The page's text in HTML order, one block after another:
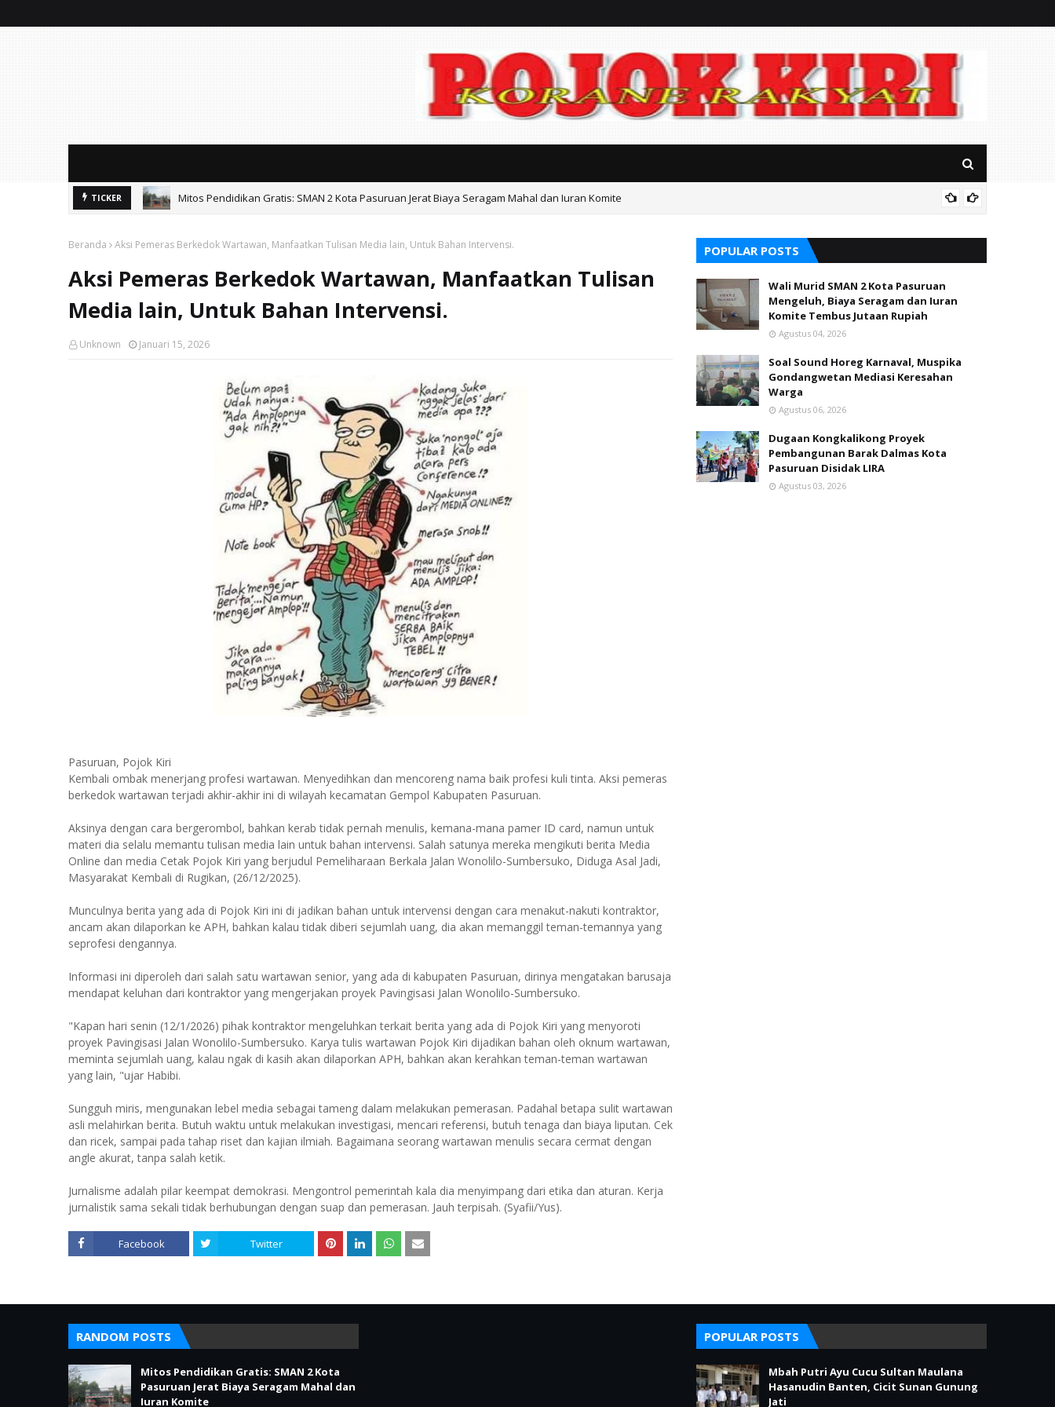
TICKER Mitos Pendidikan Gratis: SMAN 2 Kota Pasuruan Jerat Biaya Seragam Mahal dan Iuran Komite
Beranda Aksi Pemeras Berkedok Wartawan, Manfaatkan Tulisan Media lain, Untuk Bahan Intervensi.
Aksi Pemeras Berkedok Wartawan, Manfaatkan Tulisan
Media lain, Untuk Bahan Intervensi.
Unknown Januari 15, 2026
Pasuruan, Pojok Kiri
Kembali ombak menerjang profesi wartawan. Menyedihkan dan mencoreng nama baik profesi kuli tinta. Aksi pemeras
berkedok wartawan terjadi akhir-akhir ini di wilayah kecamatan Gempol Kabupaten Pasuruan.
Aksinya dengan cara bergerombol, bahkan kerab tidak pernah menulis, kemana-mana pamer ID card, namun untuk
materi dia selalu memantu tulisan media lain untuk bahan intervensi. Salah satunya mereka mengikuti berita Media
Online dan media Cetak Pojok Kiri yang berjudul Pemeliharaan Berkala Jalan Wonolilo-Sumbersuko, Diduga Asal Jadi,
Masyarakat Kembali di Rugikan, (26/12/2025).
Munculnya berita yang ada di Pojok Kiri ini di jadikan bahan untuk intervensi dengan cara menakut-nakuti kontraktor,
ancam akan dilaporkan ke APH, bahkan kalau tidak diberi sejumlah uang, dia akan memanggil teman-temannya yang
seprofesi dengannya.
Informasi ini diperoleh dari salah satu wartawan senior, yang ada di kabupaten Pasuruan, dirinya mengatakan barusaja
mendapat keluhan dari kontraktor yang mengerjakan proyek Pavingisasi Jalan Wonolilo-Sumbersuko.
"Kapan hari senin (12/1/2026) pihak kontraktor mengeluhkan terkait berita yang ada di Pojok Kiri yang menyoroti
proyek Pavingisasi Jalan Wonolilo-Sumbersuko. Karya tulis wartawan Pojok Kiri dijadikan bahan oleh oknum wartawan,
meminta sejumlah uang, kalau ngak di kasih akan dilaporkan APH, bahkan akan kerahkan teman-teman wartawan
yang lain, "ujar Habibi.
Sungguh miris, mengunakan lebel media sebagai tameng dalam melakukan pemerasan. Padahal betapa sulit wartawan
asli melahirkan berita. Butuh waktu untuk melakukan investigasi, mencari referensi, butuh tenaga dan biaya liputan. Cek
dan ricek, sampai pada tahap riset dan kajian ilmiah. Bagaimana seorang wartawan menulis secara cermat dengan
angle akurat, tanpa salah ketik.
Jurnalisme adalah pilar keempat demokrasi. Mengontrol pemerintah kala dia menyimpang dari etika dan aturan. Kerja
jurnalistik sama sekali tidak berhubungan dengan suap dan pemerasan. Jauh terpisah. (Syafii/Yus).
Facebook Twitter
POPULAR POSTS
Wali Murid SMAN 2 Kota Pasuruan
Mengeluh, Biaya Seragam dan Iuran
Komite Tembus Jutaan Rupiah
Agustus 04, 2026
Soal Sound Horeg Karnaval, Muspika
Gondangwetan Mediasi Keresahan
Warga
Agustus 06, 2026
Dugaan Kongkalikong Proyek
Pembangunan Barak Dalmas Kota
Pasuruan Disidak LIRA
Agustus 03, 2026
RANDOM POSTS
Mitos Pendidikan Gratis: SMAN 2 Kota
Pasuruan Jerat Biaya Seragam Mahal dan
Iuran Komite
POPULAR POSTS
Mbah Putri Ayu Cucu Sultan Maulana
Hasanudin Banten, Cicit Sunan Gunung
Jati